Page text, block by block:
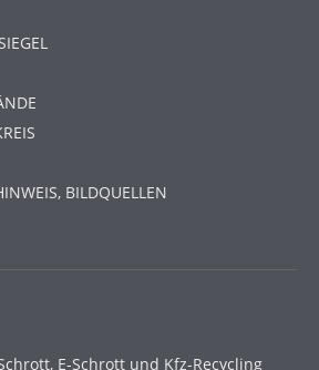
BILDQUELLEN
E-Schrott und Kfz-Recycling